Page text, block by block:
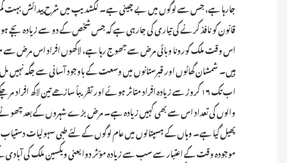
جارہا ہے، جس سے لوگوں میں بے چینی ہے۔ لکشدیپ میں شرح پیدائش بہت کم
قانون کو نافذ کرنے کی تیاری کی جارہی ہے کہ جس شخص کے دو سے زیادہ بچے
اس وقت ملک کورونا وبائی مرض سے جھوج رہا ہے، لاکھوں افراد اس مرض سے
ہیں۔ شمشان گھاٹوں اور قبرستانوں میں وسعت کے باوجود آسانی سے جگہ
اب تک ۱۶ کروڑ سے زیادہ افراد متاثر ہوئے اور تقریباً ساڑھے تین لاکھ
والوں کی تعداد اس سے بھی کہیں زیادہ ہے۔ مرض بڑے شہروں کے بعد
پھیل گیا ہے۔ وہاں کے ہسپتالوں میں عام لوگوں کے لئے طبی سہولیات
موجودہ وقت کے اعتبار سے سب سے زیادہ مؤثر دوا یعنی ویکسین ملک کی